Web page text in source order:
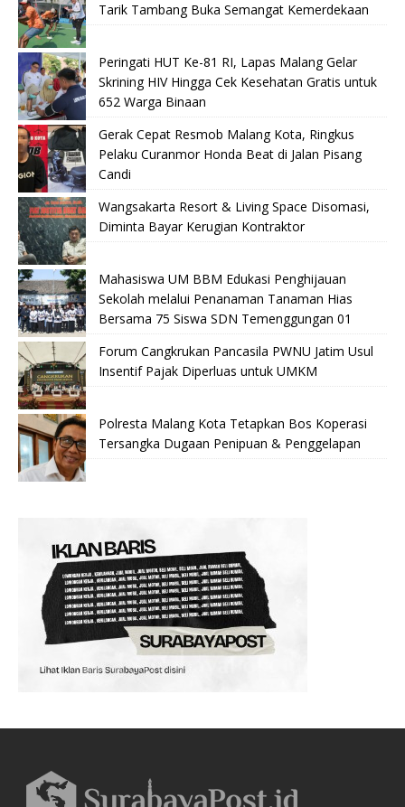
Tarik Tambang Buka Semangat Kemerdekaan
Peringati HUT Ke-81 RI, Lapas Malang Gelar
Skrining HIV Hingga Cek Kesehatan Gratis untuk
652 Warga Binaan
Gerak Cepat Resmob Malang Kota, Ringkus
Pelaku Curanmor Honda Beat di Jalan Pisang
Candi
Wangsakarta Resort & Living Space Disomasi,
Diminta Bayar Kerugian Kontraktor
Mahasiswa UM BBM Edukasi Penghijauan
Sekolah melalui Penanaman Tanaman Hias
Bersama 75 Siswa SDN Temenggungan 01
Forum Cangkrukan Pancasila PWNU Jatim Usul
Insentif Pajak Diperluas untuk UMKM
Polresta Malang Kota Tetapkan Bos Koperasi
Tersangka Dugaan Penipuan & Penggelapan